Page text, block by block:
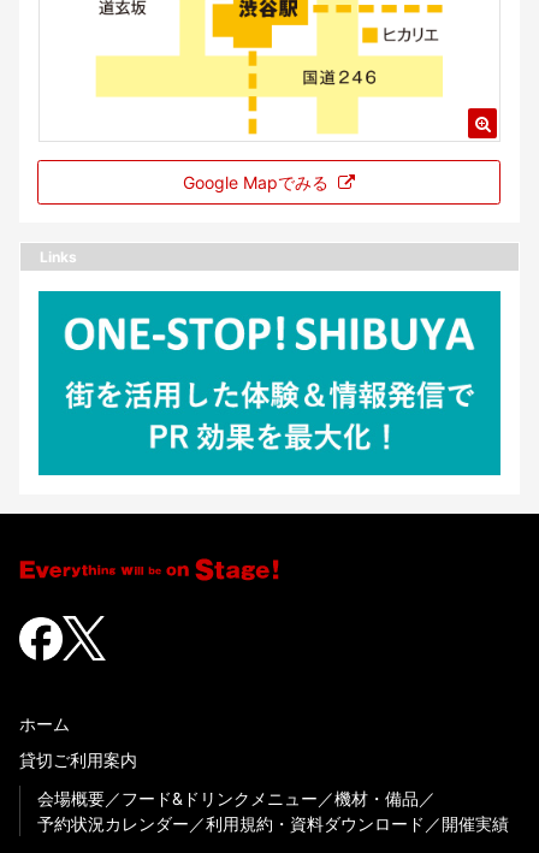
Google Mapでみる
Links
ホーム
貸切ご利用案内
会場概要
フード&ドリンクメニュー
機材・備品
予約状況カレンダー
利用規約・資料ダウンロード 開催実績